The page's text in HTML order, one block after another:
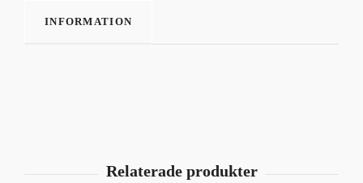
INFORMATION